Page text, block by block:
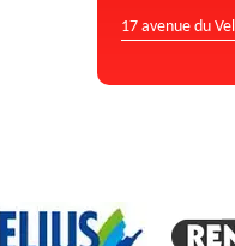
17 avenue du